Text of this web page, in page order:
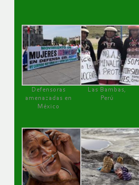
Defensoras
amenazadas en
México
Las Bambas,
Perú